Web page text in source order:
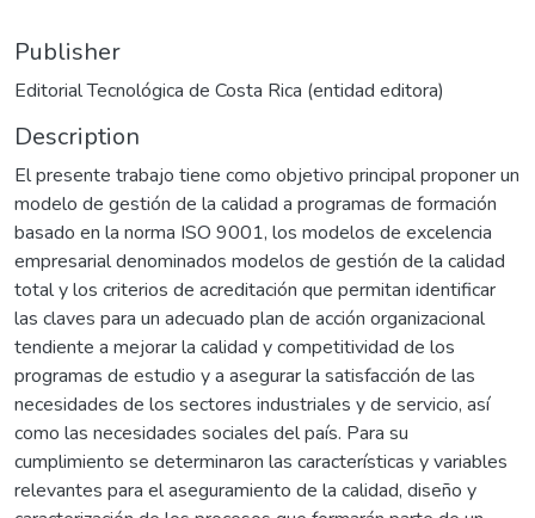
Publisher
Editorial Tecnológica de Costa Rica (entidad editora)
Description
El presente trabajo tiene como objetivo principal proponer un
modelo de gestión de la calidad a programas de formación
basado en la norma ISO 9001, los modelos de excelencia
empresarial denominados modelos de gestión de la calidad
total y los criterios de acreditación que permitan identificar
las claves para un adecuado plan de acción organizacional
tendiente a mejorar la calidad y competitividad de los
programas de estudio y a asegurar la satisfacción de las
necesidades de los sectores industriales y de servicio, así
como las necesidades sociales del país. Para su
cumplimiento se determinaron las características y variables
relevantes para el aseguramiento de la calidad, diseño y